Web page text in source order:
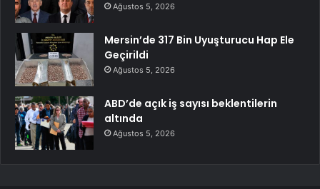
Ağustos 5, 2026
Mersin’de 317 Bin Uyuşturucu Hap Ele
Geçirildi
Ağustos 5, 2026
ABD’de açık iş sayısı beklentilerin
altında
Ağustos 5, 2026